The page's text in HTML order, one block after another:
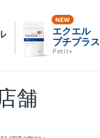
エクエル
プチプラス
Petit+
舗